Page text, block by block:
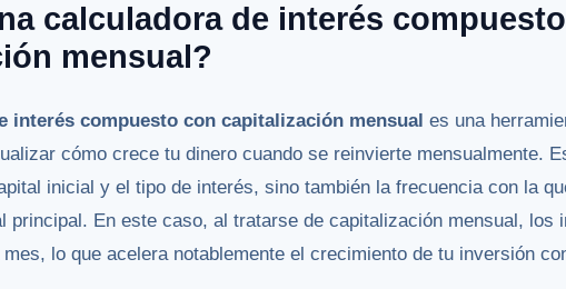
calculadora de interés
mensual?
interés compuesto con capitalización mensual es una
cómo crece tu dinero cuando se reinvierte mensualmente.
inicial y el tipo de interés, sino también la frecuencia con la
principal. En este caso, al tratarse de capitalización mensual, los
lo que acelera notablemente el crecimiento de tu inversión